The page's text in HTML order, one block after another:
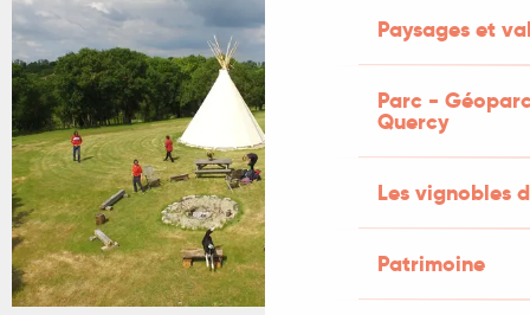
Paysages et
Parc -
Quercy
Les vignobles
Patrimoine